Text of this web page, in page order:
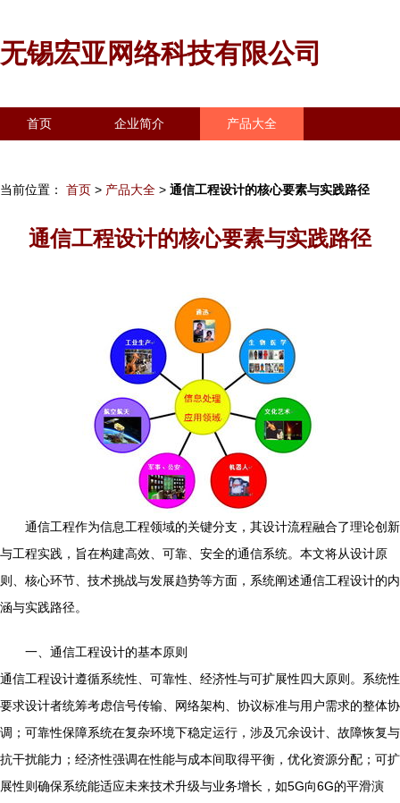
无锡宏亚网络科技有限公司
首页 企业简介 产品大全
当前位置： 首页 > 产品大全 > 通信工程设计的核心要素与实践路径
通信工程设计的核心要素与实践路径
通信工程作为信息工程领域的关键分支，其设计流程融合了理论创新
与工程实践，旨在构建高效、可靠、安全的通信系统。本文将从设计原
则、核心环节、技术挑战与发展趋势等方面，系统阐述通信工程设计的内
涵与实践路径。
一、通信工程设计的基本原则
通信工程设计遵循系统性、可靠性、经济性与可扩展性四大原则。系统性
要求设计者统筹考虑信号传输、网络架构、协议标准与用户需求的整体协
调；可靠性保障系统在复杂环境下稳定运行，涉及冗余设计、故障恢复与
抗干扰能力；经济性强调在性能与成本间取得平衡，优化资源分配；可扩
展性则确保系统能适应未来技术升级与业务增长，如5G向6G的平滑演